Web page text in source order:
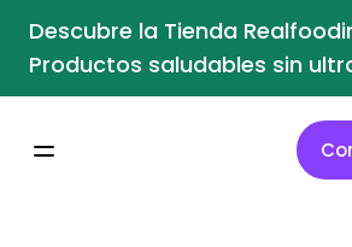
Descubre la Tienda
Productos saludables sin